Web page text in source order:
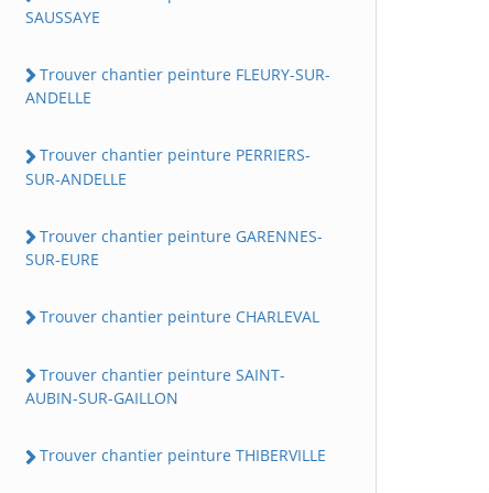
SAUSSAYE
Trouver chantier peinture FLEURY-SUR-
ANDELLE
Trouver chantier peinture PERRIERS-
SUR-ANDELLE
Trouver chantier peinture GARENNES-
SUR-EURE
Trouver chantier peinture CHARLEVAL
Trouver chantier peinture SAINT-
AUBIN-SUR-GAILLON
Trouver chantier peinture THIBERVILLE